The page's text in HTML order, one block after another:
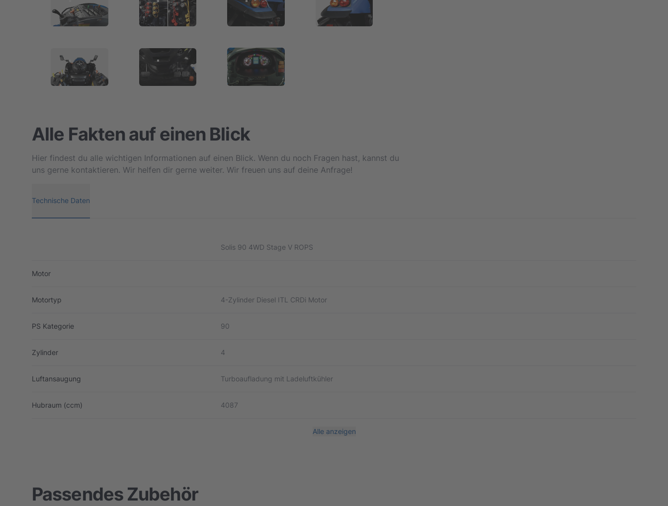
Alle Fakten auf einen Blick
Hier findest du alle wichtigen Informationen auf einen Blick. Wenn du noch Fragen hast, kannst du
uns gerne kontaktieren. Wir helfen dir gerne weiter. Wir freuen uns auf deine Anfrage!
Technische Daten
Solis 90 4WD Stage V ROPS
Motor
Motortyp 4-Zylinder Diesel ITL CRDi Motor
PS Kategorie 90
Zylinder 4
Luftansaugung Turboaufladung mit Ladeluftkühler
Hubraum (ccm) 4087
Alle anzeigen
Passendes Zubehör